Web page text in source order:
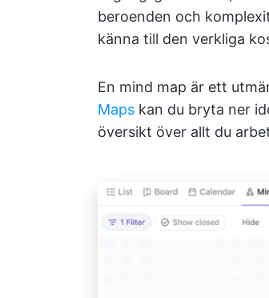
beroenden och
känna till den verkliga
En mind map är ett
Maps kan du bryta ner
översikt över allt du